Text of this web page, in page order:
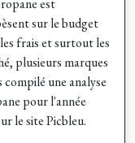
est
sur le budget
frais et surtout les
plusieurs marques
une analyse
pour l'année
le site Picbleu.